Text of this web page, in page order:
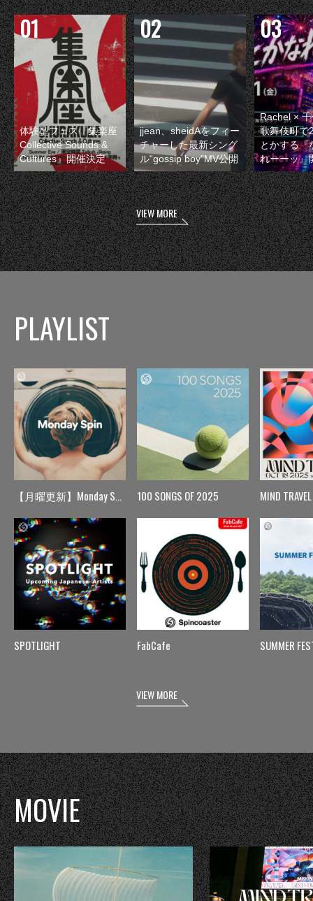
体験型フェス『集楽座
Collective Sounds &
Cultures』開催決定
jjean、sheidAをフィー
チャーした最新シング
ル“gossip boy”MV公開
Rachel ×
歌舞伎町で
とかする『
れーーッ』
VIEW MORE
PLAYLIST
【月曜更新】Monday Spin
SPOTLIGHT
100 SONGS OF 2025
FabCafe
MIND TRAVEL
SUMMER
VIEW MORE
MOVIE